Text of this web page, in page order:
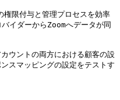
権限付与と管理プロセスを効率
イダーからZoomへデータが同
ウントの両方における顧客の設
スマッピングの設定をテストす